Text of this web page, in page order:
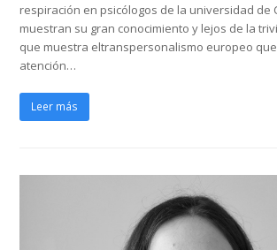
respiración en psicólogos de la universidad de
muestran su gran conocimiento y lejos de la
que muestra eltranspersonalismo europeo
atención…
Leer más